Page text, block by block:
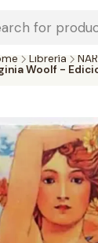
317 local 3 -
Librería
Woolf -